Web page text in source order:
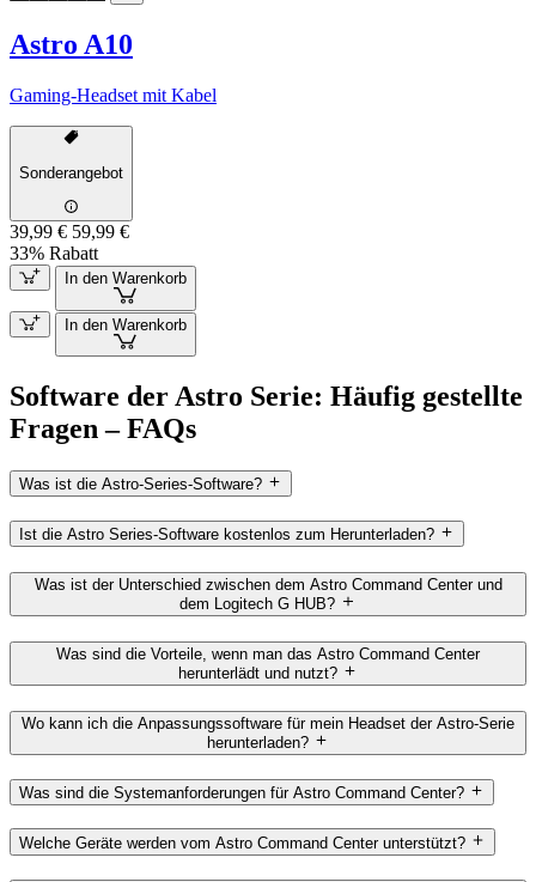
Astro A10
Gaming-Headset mit Kabel
Sonderangebot
39,99 € 59,99 €
33% Rabatt
In den Warenkorb
In den Warenkorb
Software der Astro Serie: Häufig gestellte
Fragen – FAQs
Was ist die Astro-Series-Software?
Ist die Astro Series-Software kostenlos zum Herunterladen?
Was ist der Unterschied zwischen dem Astro Command Center und
dem Logitech G HUB?
Was sind die Vorteile, wenn man das Astro Command Center
herunterlädt und nutzt?
Wo kann ich die Anpassungssoftware für mein Headset der Astro-Serie
herunterladen?
Was sind die Systemanforderungen für Astro Command Center?
Welche Geräte werden vom Astro Command Center unterstützt?